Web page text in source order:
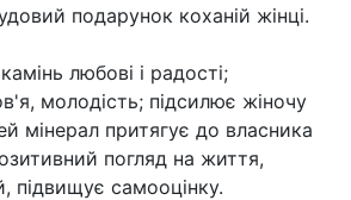
подарунок коханій жінці.
любові і радості;
молодість; підсилює жіночу
мінерал притягує до власника
погляд на життя,
підвищує самооцінку.